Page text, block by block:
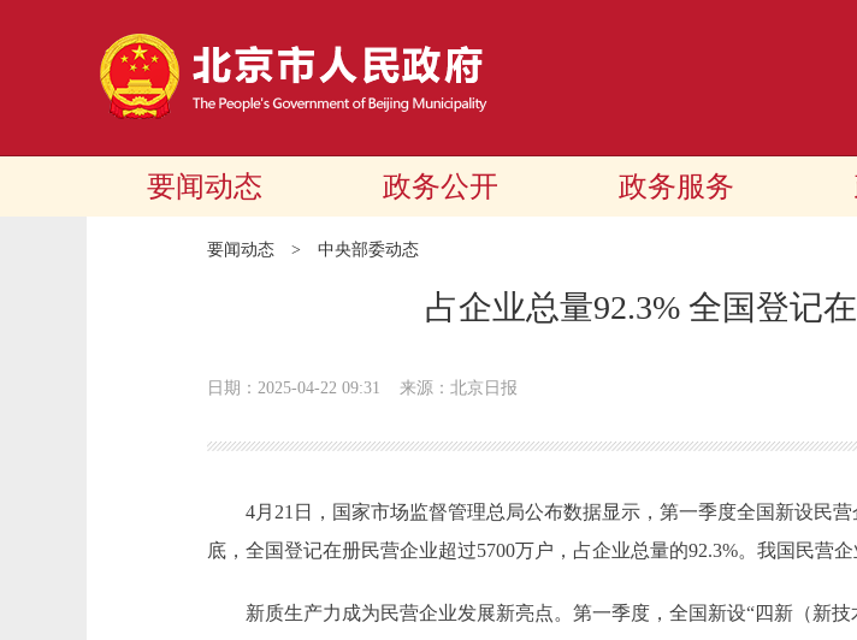
要闻动态 政务公开 政务服务
要闻动态 > 中央部委动态
占企业总量92.3% 全国登记
日期：2025-04-22 09:31 来源：北京日报
4月21日，国家市场监督管理总局公布数据显示，第一季度全国新设民营
底，全国登记在册民营企业超过5700万户，占企业总量的92.3%。我国民营
新质生产力成为民营企业发展新亮点。第一季度，全国新设“四新（新技